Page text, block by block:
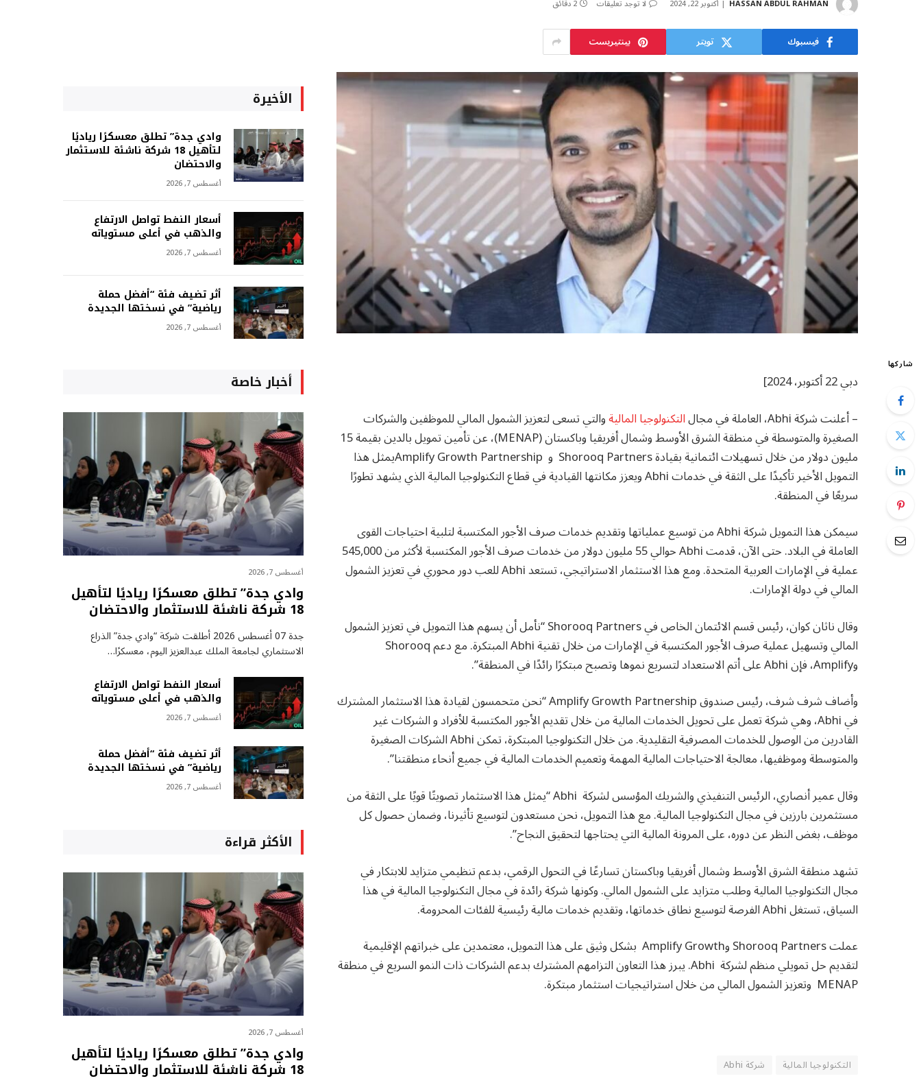
HASSAN ABDUL RAHMAN أكتوبر 22, 2024 لا توجد تعليقات 2 دقائق
فيسبوك تويتر بينتيريست
شاركها
دبي 22 أكتوبر، 2024]
– أعلنت شركة Abhi، العاملة في مجال
التكنولوجيا الماليةوالتي تسعى لتعزيز الشمول المالي للموظفين والشركات
الصغيرة والمتوسطة في منطقة الشرق الأوسط وشمال أفريقيا وباكستان (MENAP)، عن تأمين تمويل بالدين بقيمة 15
مليون دولار من خلال تسهيلات ائتمانية بقيادة Shorooq Partners و Amplify Growth Partnershipيمثل هذا
التمويل الأخير تأكيدًا على الثقة في خدمات Abhi ويعزز مكانتها القيادية في قطاع التكنولوجيا المالية الذي يشهد تطورًا
سريعًا في المنطقة.
سيمكن هذا التمويل شركة Abhi من توسيع عملياتها وتقديم خدمات صرف الأجور المكتسبة لتلبية احتياجات القوى
العاملة في البلاد. حتى الآن، قدمت Abhi حوالي 55 مليون دولار من خدمات صرف الأجور المكتسبة لأكثر من 545,000
عملية في الإمارات العربية المتحدة. ومع هذا الاستثمار الاستراتيجي، تستعد Abhi للعب دور محوري في تعزيز الشمول
المالي في دولة الإمارات.
وقال ناثان كوان، رئيس قسم الائتمان الخاص في Shorooq Partners “نأمل أن يسهم هذا التمويل في تعزيز الشمول
المالي وتسهيل عملية صرف الأجور المكتسبة في الإمارات من خلال تقنية Abhi المبتكرة. مع دعم Shorooq
وAmplify، فإن Abhi على أتم الاستعداد لتسريع نموها وتصبح مبتكرًا رائدًا في المنطقة”.
وأضاف شرف شرف، رئيس صندوق Amplify Growth Partnership “نحن متحمسون لقيادة هذا الاستثمار المشترك
في Abhi، وهي شركة تعمل على تحويل الخدمات المالية من خلال تقديم الأجور المكتسبة للأفراد و الشركات غير
القادرين من الوصول للخدمات المصرفية التقليدية. من خلال التكنولوجيا المبتكرة، تمكن Abhi الشركات الصغيرة
والمتوسطة وموظفيها، معالجة الاحتياجات المالية المهمة وتعميم الخدمات المالية في جميع أنحاء منطقتنا”.
وقال عمير أنصاري، الرئيس التنفيذي والشريك المؤسس لشركة Abhi “يمثل هذا الاستثمار تصويتًا قويًا على الثقة من
مستثمرين بارزين في مجال التكنولوجيا المالية. مع هذا التمويل، نحن مستعدون لتوسيع تأثيرنا، وضمان حصول كل
موظف، بغض النظر عن دوره، على المرونة المالية التي يحتاجها لتحقيق النجاح”.
تشهد منطقة الشرق الأوسط وشمال أفريقيا وباكستان تسارعًا في التحول الرقمي، بدعم تنظيمي متزايد للابتكار في
مجال التكنولوجيا المالية وطلب متزايد على الشمول المالي. وكونها شركة رائدة في مجال التكنولوجيا المالية في هذا
السياق، تستغل Abhi الفرصة لتوسيع نطاق خدماتها، وتقديم خدمات مالية رئيسية للفئات المحرومة.
عملت Shorooq Partners وAmplify Growth بشكل وثيق على هذا التمويل، معتمدين على خبراتهم الإقليمية
لتقديم حل تمويلي منظم لشركة Abhi. يبرز هذا التعاون التزامهم المشترك بدعم الشركات ذات النمو السريع في منطقة
MENAP وتعزيز الشمول المالي من خلال استراتيجيات استثمار مبتكرة.
التكنولوجيا المالية شركة Abhi
الأخيرة
وادي جدة” تطلق معسكرًا رياديًا
لتأهيل 18 شركة ناشئة للاستثمار
والاحتضان
أغسطس 7, 2026
أسعار النفط تواصل الارتفاع
والذهب في أعلى مستوياته
أغسطس 7, 2026
أثر تضيف فئة “أفضل حملة
رياضية” في نسختها الجديدة
أغسطس 7, 2026
أخبار خاصة
أغسطس 7, 2026
وادي جدة” تطلق معسكرًا رياديًا لتأهيل
18 شركة ناشئة للاستثمار والاحتضان
جدة 07 أغسطس 2026 أطلقت شركة “وادي جدة” الذراع
الاستثماري لجامعة الملك عبدالعزيز اليوم، معسكرًا…
أسعار النفط تواصل الارتفاع
والذهب في أعلى مستوياته
أغسطس 7, 2026
أثر تضيف فئة “أفضل حملة
رياضية” في نسختها الجديدة
أغسطس 7, 2026
الأكثر قراءة
أغسطس 7, 2026
وادي جدة” تطلق معسكرًا رياديًا لتأهيل
18 شركة ناشئة للاستثمار والاحتضان